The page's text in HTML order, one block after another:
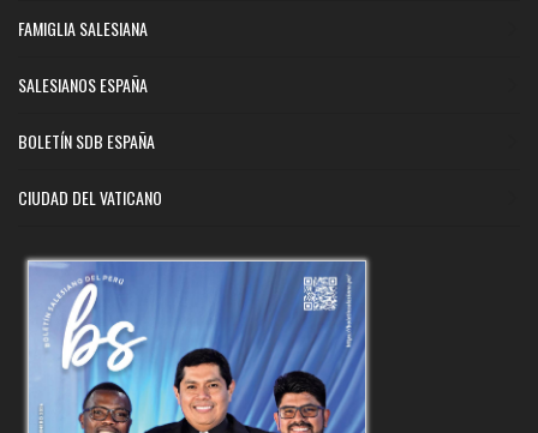
FAMIGLIA SALESIANA
SALESIANOS ESPAÑA
BOLETÍN SDB ESPAÑA
CIUDAD DEL VATICANO